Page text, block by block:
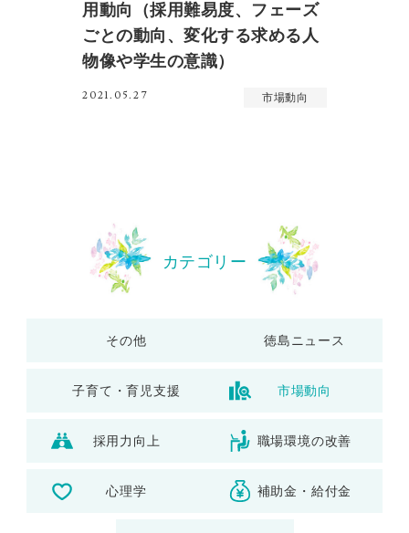
用動向（採用難易度、フェーズ
ごとの動向、変化する求める人
物像や学生の意識）
2021.05.27 市場動向
カテゴリー
その他 徳島ニュース
子育て・育児支援 市場動向
採用力向上 職場環境の改善
心理学 補助金・給付金